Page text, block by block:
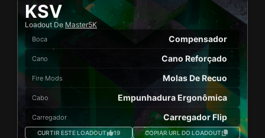
KSV
Loadout De Master5K
Boca Compensador
Cano Cano Reforçado
Fire Mods Molas De Recuo
Cabo Empunhadura Ergonômica
Carregador Carregador Flip
CURTIR ESTE LOADOUT 19 COPIAR URL DO LOADOUT